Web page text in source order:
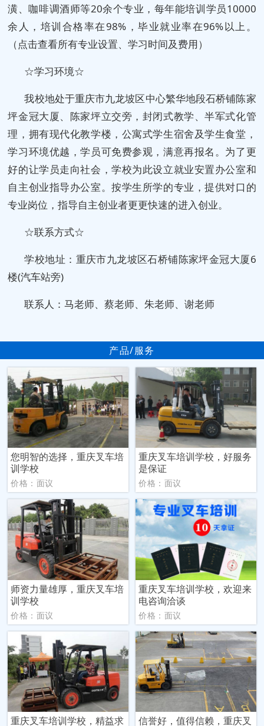
潢、咖啡调酒师等20余个专业，每年能培训学员10000
余人，培训合格率在98%，毕业就业率在96%以上。
（点击查看所有专业设置、学习时间及费用）
☆学习环境☆
我校地处于重庆市九龙坡区中心繁华地段石桥铺陈家
坪金冠大厦、陈家坪立交旁，封闭式教学、半军式化管
理，拥有现代化教学楼，公寓式学生宿舍及学生食堂，
学习环境优越，学员可免费参观，满意再报名。为了更
好的让学员走向社会，学校为此设立就业安置办公室和
自主创业指导办公室。按学生所学的专业，提供对口的
专业岗位，指导自主创业者更更快速的进入创业。
☆联系方式☆
学校地址：重庆市九龙坡区石桥铺陈家坪金冠大厦6
楼(汽车站旁)
联系人：马老师、蔡老师、朱老师、谢老师
产品/服务
您明智的选择，重庆叉车培
训学校
价格：面议
重庆叉车培训学校，好服务
是保证
价格：面议
师资力量雄厚，重庆叉车培
训学校
价格：面议
重庆叉车培训学校，欢迎来
电咨询洽谈
价格：面议
重庆叉车培训学校，精益求 信誉好，值得信赖，重庆叉